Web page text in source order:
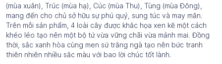
(mùa xuân), Trúc (mùa hạ), Cúc (mùa Thu), Tùng (mùa Đông),
mang đến cho chủ sở hữu sự phú quý, sung túc và may mắn.
Trên mỗi sản phẩm, 4 loài cây được khắc họa xen kẽ một cách
khéo léo tạo nên một bộ tứ vừa vững chãi vừa mảnh mai. Đồng
thời, sắc xanh hòa cùng men sứ trắng ngà tạo nên bức tranh
thiên nhiên nhiều sắc màu với bao lời chúc tốt lành.